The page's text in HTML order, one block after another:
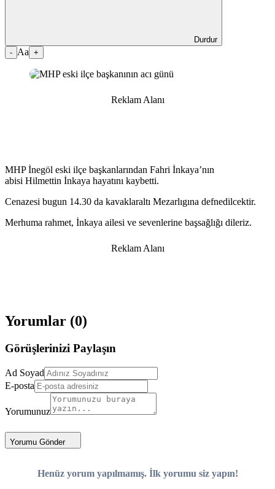
Durdur
- Aa +
Reklam Alanı
MHP İnegöl eski ilçe başkanlarından Fahri İnkaya’nın
abisi Hilmettin İnkaya hayatını kaybetti.
Cenazesi bugun 14.30 da kavaklaraltı Mezarlıgına defnedilcektir.
Merhuma rahmet, İnkaya ailesi ve sevenlerine başsağlığı dileriz.
Reklam Alanı
Yorumlar (0)
Görüşlerinizi Paylaşın
Ad Soyad
E-posta
Yorumunuz
Yorumu Gönder
Henüz yorum yapılmamış. İlk yorumu siz yapın!